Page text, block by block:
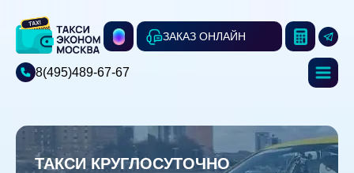
ЗАКАЗ ОНЛАЙН
8(495)489-67-67
ТАКСИ КРУГЛОСУТОЧНО